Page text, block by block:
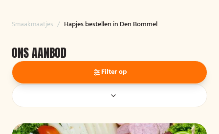
Smaakmaatjes / Hapjes bestellen in Den Bommel
ONS AANBOD
Filter op